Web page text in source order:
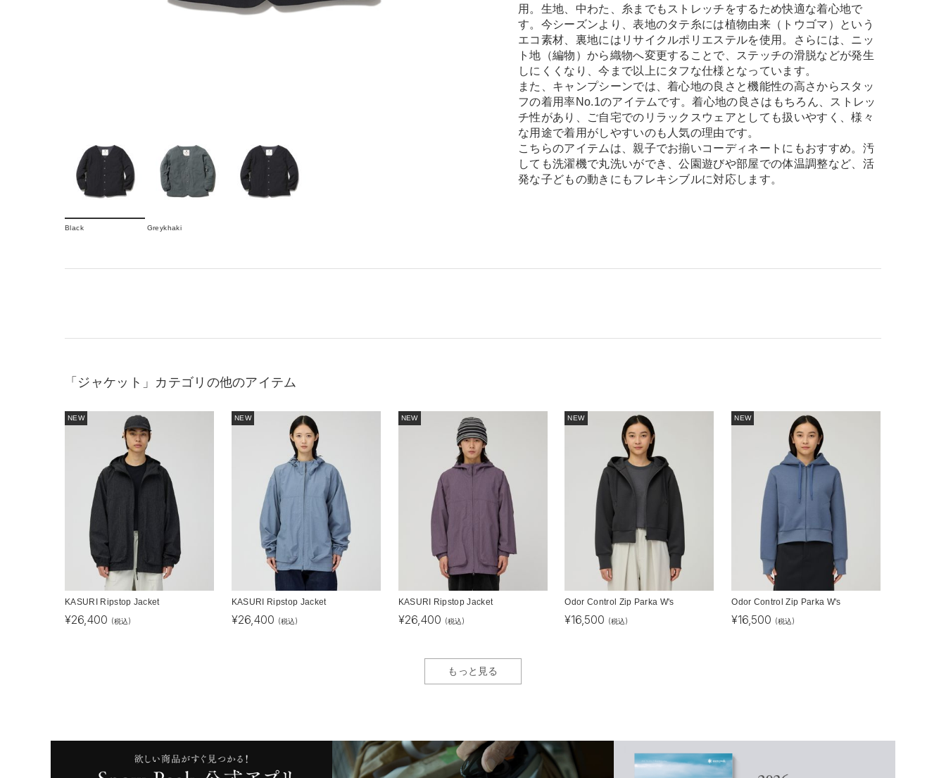
Black Greykhaki
用。生地、中わた、糸までもストレッチをするため快適な着心地で
す。今シーズンより、表地のタテ糸には植物由来（トウゴマ）という
エコ素材、裏地にはリサイクルポリエステルを使用。さらには、ニッ
ト地（編物）から織物へ変更することで、ステッチの滑脱などが発生
しにくくなり、今まで以上にタフな仕様となっています。
また、キャンプシーンでは、着心地の良さと機能性の高さからスタッ
フの着用率No.1のアイテムです。着心地の良さはもちろん、ストレッ
チ性があり、ご自宅でのリラックスウェアとしても扱いやすく、様々
な用途で着用がしやすいのも人気の理由です。
こちらのアイテムは、親子でお揃いコーディネートにもおすすめ。汚
しても洗濯機で丸洗いができ、公園遊びや部屋での体温調整など、活
発な子どもの動きにもフレキシブルに対応します。
「ジャケット」カテゴリの他のアイテム
NEW
KASURI Ripstop Jacket
¥26,400 (税込)
NEW
KASURI Ripstop Jacket
¥26,400 (税込)
NEW
KASURI Ripstop Jacket
¥26,400 (税込)
NEW
Odor Control Zip Parka W's
¥16,500 (税込)
NEW
Odor Control Zip Parka W's
¥16,500 (税込)
もっと見る